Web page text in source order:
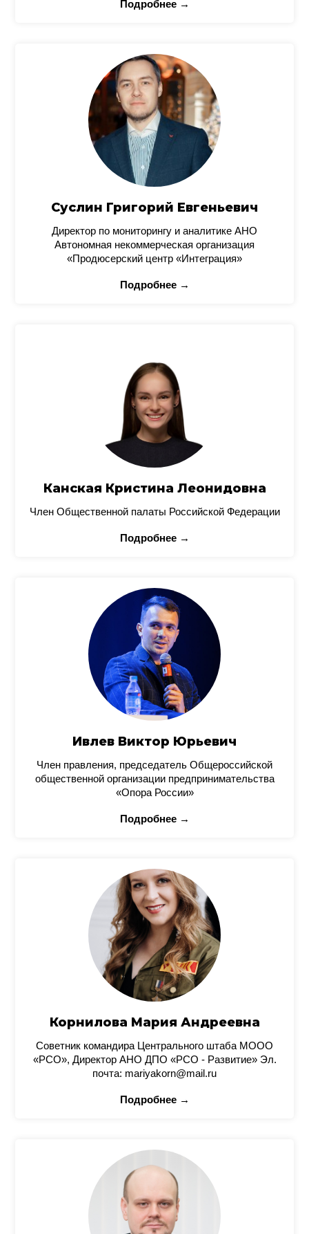
Подробнее →
Суслин Григорий Евгеньевич
Директор по мониторингу и аналитике АНО
Автономная некоммерческая организация
«Продюсерский центр «Интеграция»
Подробнее →
Канская Кристина Леонидовна
Член Общественной палаты Российской Федерации
Подробнее →
Ивлев Виктор Юрьевич
Член правления, председатель Общероссийской
общественной организации предпринимательства
«Опора России»
Подробнее →
Корнилова Мария Андреевна
Советник командира Центрального штаба МООО
«РСО», Директор АНО ДПО «РСО - Развитие» Эл.
почта: mariyakorn@mail.ru
Подробнее →